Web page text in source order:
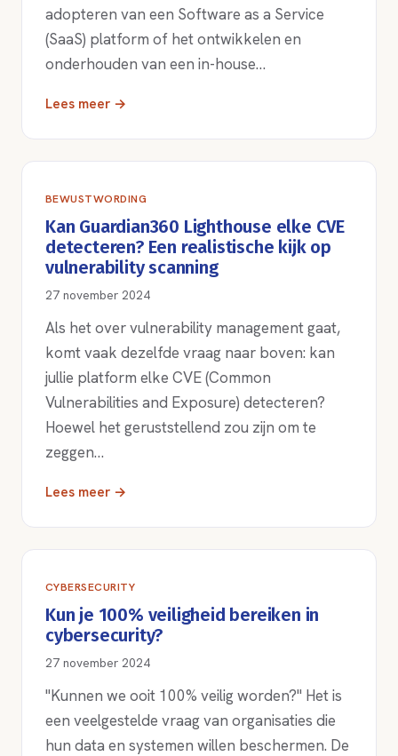
adopteren van een Software as a Service
(SaaS) platform of het ontwikkelen en
onderhouden van een in-house…
Lees meer →
BEWUSTWORDING
Kan Guardian360 Lighthouse elke CVE
detecteren? Een realistische kijk op
vulnerability scanning
27 november 2024
Als het over vulnerability management gaat,
komt vaak dezelfde vraag naar boven: kan
jullie platform elke CVE (Common
Vulnerabilities and Exposure) detecteren?
Hoewel het geruststellend zou zijn om te
zeggen…
Lees meer →
CYBERSECURITY
Kun je 100% veiligheid bereiken in
cybersecurity?
27 november 2024
"Kunnen we ooit 100% veilig worden?" Het is
een veelgestelde vraag van organisaties die
hun data en systemen willen beschermen. De